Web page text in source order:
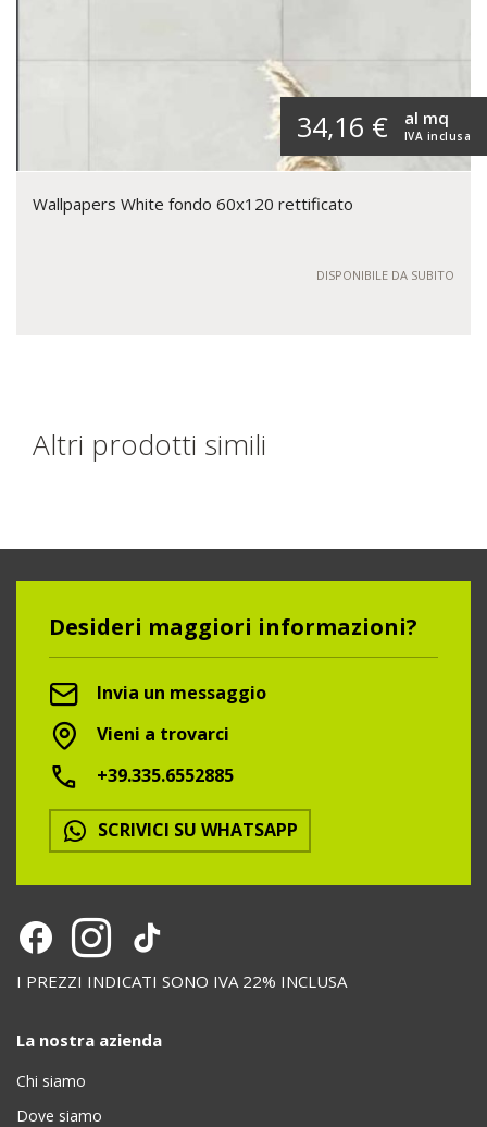
34,16 € IVA inclusa
al mq
Wallpapers White fondo 60x120 rettificato
DISPONIBILE DA SUBITO
Altri prodotti simili
Desideri maggiori informazioni?
Invia un messaggio
Vieni a trovarci
+39.335.6552885
SCRIVICI SU WHATSAPP
I PREZZI INDICATI SONO IVA 22% INCLUSA
La nostra azienda
Chi siamo
Dove siamo